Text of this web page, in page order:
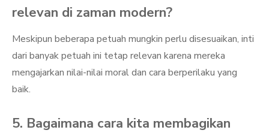
relevan di zaman modern?
Meskipun beberapa petuah mungkin perlu disesuaikan, inti
dari banyak petuah ini tetap relevan karena mereka
mengajarkan nilai-nilai moral dan cara berperilaku yang
baik.
5. Bagaimana cara kita membagikan